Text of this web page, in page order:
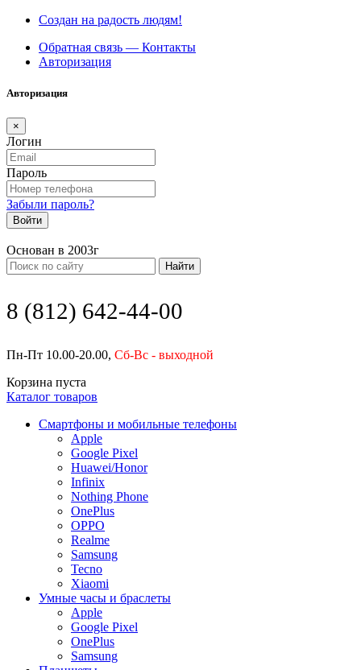
Создан на радость людям!
Обратная связь — Контакты
Авторизация
Авторизация
×
Логин
Пароль
Забыли пароль?
Войти
Основан в 2003г
Найти
8 (812) 642-44-00
Пн-Пт 10.00-20.00, Сб-Вс - выходной
Корзина пуста
Каталог товаров
Смартфоны и мобильные телефоны
Apple
Google Pixel
Huawei/Honor
Infinix
Nothing Phone
OnePlus
OPPO
Realme
Samsung
Tecno
Xiaomi
Умные часы и браслеты
Apple
Google Pixel
OnePlus
Samsung